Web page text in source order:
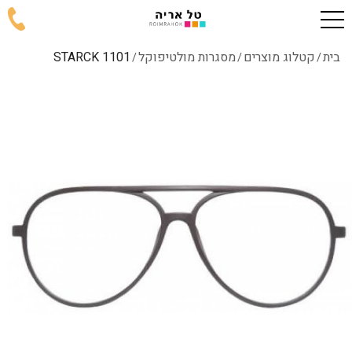
בית/קטלוג מוצרים/מסגרות מולטיפוקל/
1101 STARCK